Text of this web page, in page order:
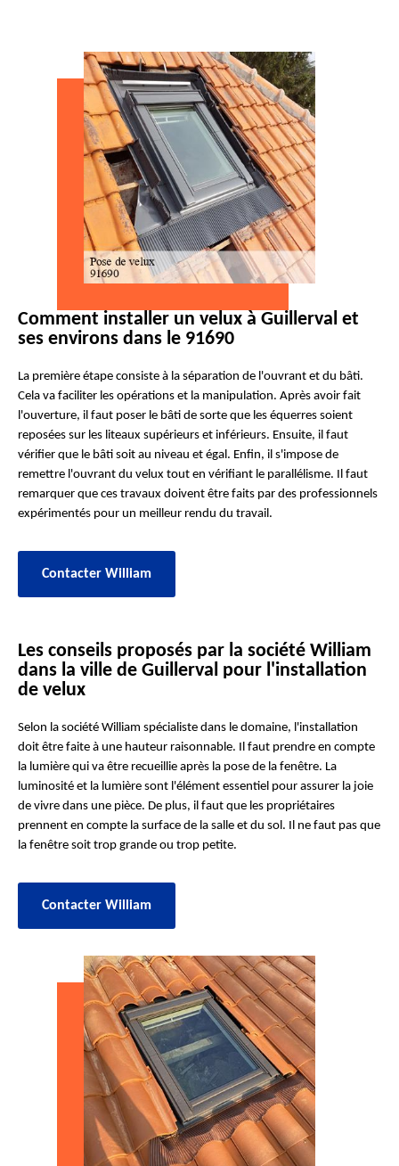
Comment installer un velux à Guillerval et
ses environs dans le 91690
La première étape consiste à la séparation de l'ouvrant et du bâti.
Cela va faciliter les opérations et la manipulation. Après avoir fait
l'ouverture, il faut poser le bâti de sorte que les équerres soient
reposées sur les liteaux supérieurs et inférieurs. Ensuite, il faut
vérifier que le bâti soit au niveau et égal. Enfin, il s'impose de
remettre l'ouvrant du velux tout en vérifiant le parallélisme. Il faut
remarquer que ces travaux doivent être faits par des professionnels
expérimentés pour un meilleur rendu du travail.
Contacter William
Les conseils proposés par la société William
dans la ville de Guillerval pour l'installation
de velux
Selon la société William spécialiste dans le domaine, l'installation
doit être faite à une hauteur raisonnable. Il faut prendre en compte
la lumière qui va être recueillie après la pose de la fenêtre. La
luminosité et la lumière sont l'élément essentiel pour assurer la joie
de vivre dans une pièce. De plus, il faut que les propriétaires
prennent en compte la surface de la salle et du sol. Il ne faut pas que
la fenêtre soit trop grande ou trop petite.
Contacter William